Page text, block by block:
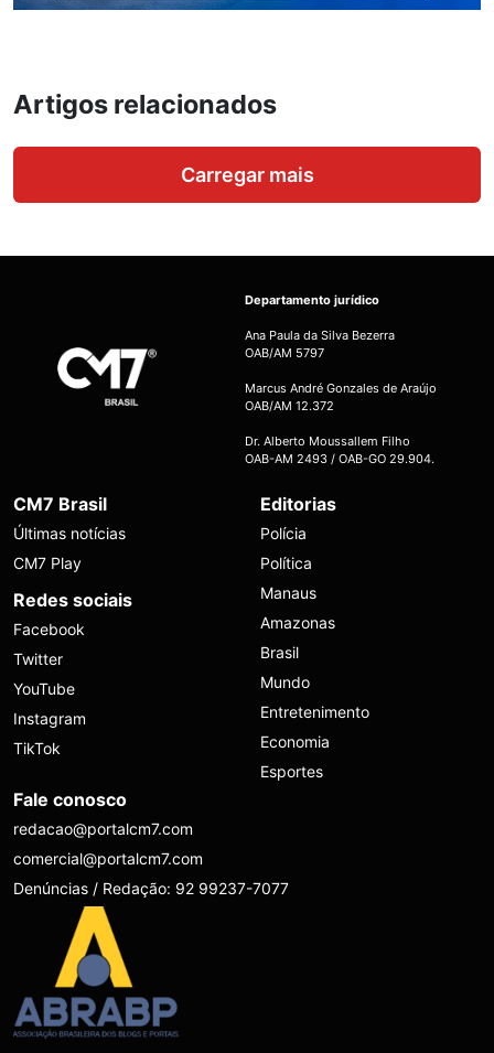
Artigos relacionados
Carregar mais
Departamento jurídico
Ana Paula da Silva Bezerra
OAB/AM 5797
Marcus André Gonzales de Araújo
OAB/AM 12.372
Dr. Alberto Moussallem Filho
OAB-AM 2493 / OAB-GO 29.904.
CM7 Brasil
Últimas notícias
CM7 Play
Redes sociais
Facebook
Twitter
YouTube
Instagram
TikTok
Editorias
Polícia
Política
Manaus
Amazonas
Brasil
Mundo
Entretenimento
Economia
Esportes
Fale conosco
redacao@portalcm7.com
comercial@portalcm7.com
Denúncias / Redação: 92 99237-7077